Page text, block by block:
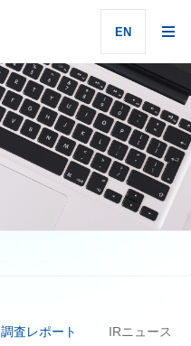
EN
調査レポート IRニュース